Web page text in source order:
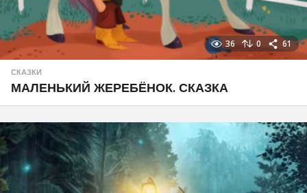
36 0 61
СКАЗКИ
МАЛЕНЬКИЙ ЖЕРЕБЁНОК. СКАЗКА